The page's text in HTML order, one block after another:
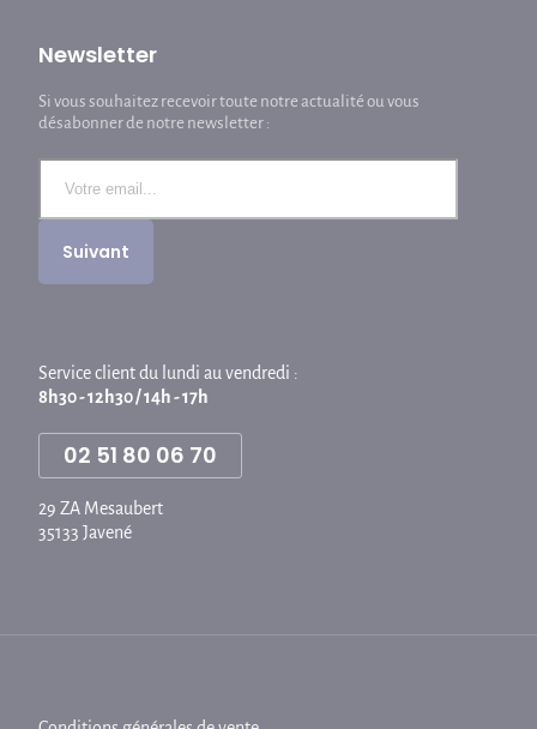
Newsletter
Si vous souhaitez recevoir toute notre actualité ou vous
désabonner de notre newsletter :
Service client du lundi au vendredi :
8h30 - 12h30 / 14h - 17h
02 51 80 06 70
29 ZA Mesaubert
35133 Javené